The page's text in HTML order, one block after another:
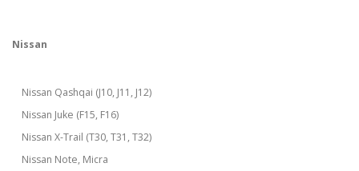
Nissan
Nissan Qashqai (J10, J11, J12)
Nissan Juke (F15, F16)
Nissan X-Trail (T30, T31, T32)
Nissan Note, Micra